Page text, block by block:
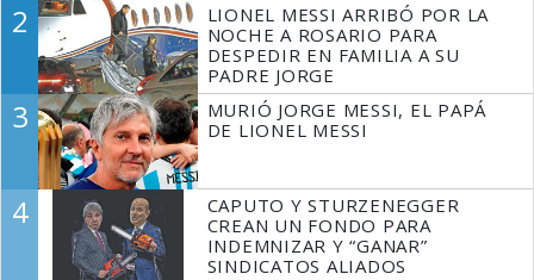
2
LIONEL MESSI ARRIBÓ POR LA
NOCHE A ROSARIO PARA
DESPEDIR EN FAMILIA A SU
PADRE JORGE
3
MURIÓ JORGE MESSI, EL PAPÁ
DE LIONEL MESSI
4
CAPUTO Y STURZENEGGER
CREAN UN FONDO PARA
INDEMNIZAR Y “GANAR”
SINDICATOS ALIADOS